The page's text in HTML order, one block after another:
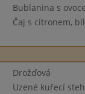
Bublanina s
Čaj s citronem,
Drožďová
Uzené kuřecí